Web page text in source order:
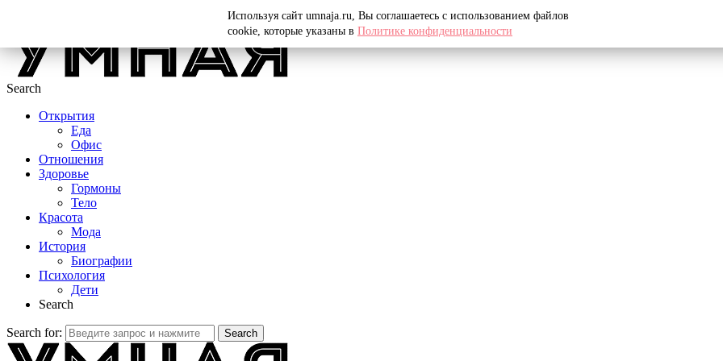
Search
Открытия
Еда
Офис
Отношения
Здоровье
Гормоны
Тело
Красота
Мода
История
Биографии
Психология
Дети
Search
Search for: Search
Используя сайт umnaja.ru, Вы соглашаетесь с использованием файлов
cookie, которые указаны в Политике конфиденциальности